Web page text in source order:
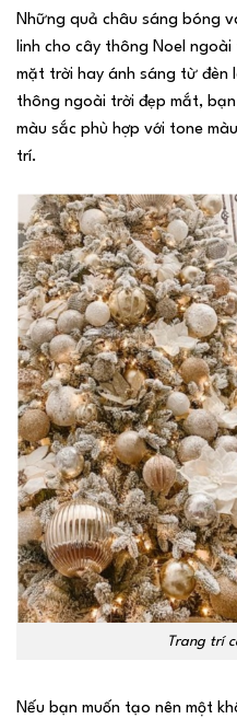
Những quả châu sáng bóng
linh cho cây thông Noel
mặt trời hay ánh sáng từ đèn
thông ngoài trời đẹp mắt,
màu sắc phù hợp với tone
trí.
Trang trí
Nếu bạn muốn tạo nên một